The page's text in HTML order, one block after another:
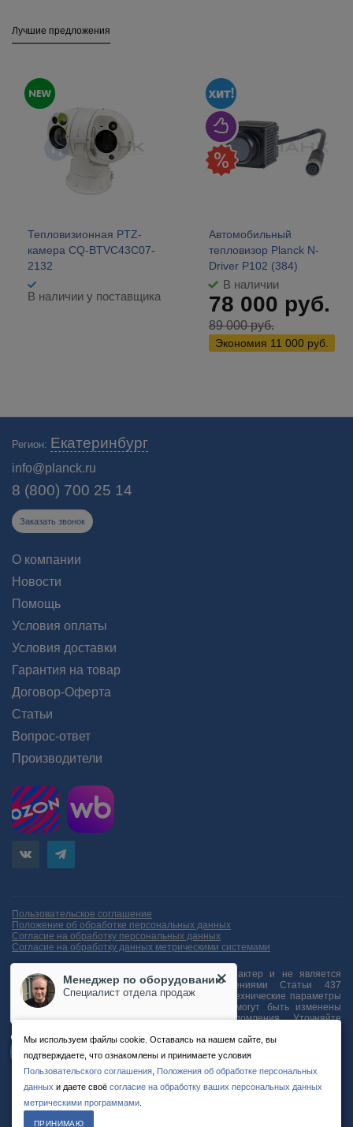
Лучшие предложения
Тепловизионная PTZ-
камера CQ-BTVC43C07-
2132
В наличии у поставщика
Автомобильный
тепловизор Planck N-
Driver P102 (384)
В наличии
78 000 руб.
89 000руб.
Экономия 11 000 руб.
приборов и измерительного оборудования. На все устройства есть
гарантия! 🔔 Бесплатная доставка от 90000₽!
Регион: Екатеринбург
info@planck.ru
8 (800) 700 25 14
Заказать звонок
О компании
Новости
Помощь
Условия оплаты
Условия доставки
Гарантия на товар
Договор-Оферта
Статьи
Вопрос-ответ
Производители
Пользовательское соглашение
Положение об обработке персональных данных
Согласие на обработку персональных данных
Согласие на обработку данных метрическими системами
Информация на сайте носит справочный характер и не является
публичной офертой, определяемой положениями Статьи 437
Гражданского кодекса Российской Федерации. Технические параметры
(спецификация) и комплект поставки товара могут быть изменены
производителем без предварительного уведомления. Уточняйте
© 2012-2026 ООО «Планк» ИНН: 7805595762 ОГРН: 1127847393827
Мы используем файлы cookie. Оставаясь на нашем сайте, вы
подтверждаете, что ознакомлены и принимаете условия
Пользовательского соглашения Положения об обработке персональных
данных и даете своё согласие на обработку ваших персональных данных
метрическими программами
ПРИНИМАЮ
Менеджер по оборудованию
Специалист отдела продаж